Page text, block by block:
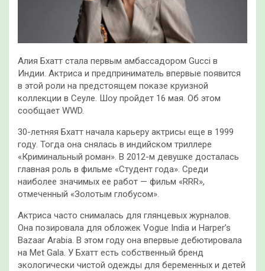
Алия Бхатт стала первым амбассадором Gucci в
Индии. Актриса и предприниматель впервые появится
в этой роли на предстоящем показе круизной
коллекции в Сеуле. Шоу пройдет 16 мая. Об этом
сообщает WWD.
30-летняя Бхатт начала карьеру актрисы еще в 1999
году. Тогда она снялась в индийском триллере
«Криминальный роман». В 2012-м девушке досталась
главная роль в фильме «Студент года». Среди
наиболее значимых ее работ — фильм «RRR»,
отмеченный «Золотым глобусом».
Актриса часто снималась для глянцевых журналов.
Она позировала для обложек Vogue India и Harper’s
Bazaar Arabia. В этом году она впервые дебютировала
на Met Gala. У Бхатт есть собственный бренд
экологически чистой одежды для беременных и детей